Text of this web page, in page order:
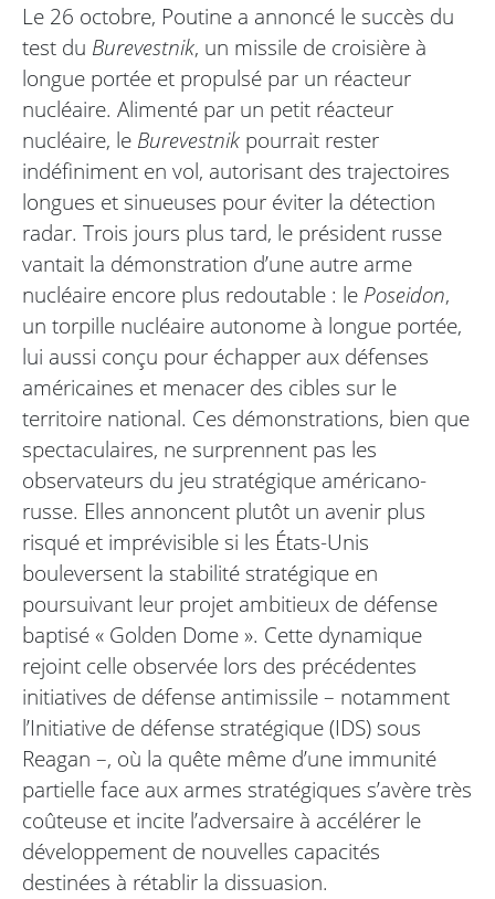
Le 26 octobre, Poutine a annoncé le succès du
test du Burevestnik, un missile de croisière à
longue portée et propulsé par un réacteur
nucléaire. Alimenté par un petit réacteur
nucléaire, le Burevestnik pourrait rester
indéfiniment en vol, autorisant des trajectoires
longues et sinueuses pour éviter la détection
radar. Trois jours plus tard, le président russe
vantait la démonstration d’une autre arme
nucléaire encore plus redoutable : le Poseidon,
un torpille nucléaire autonome à longue portée,
lui aussi conçu pour échapper aux défenses
américaines et menacer des cibles sur le
territoire national. Ces démonstrations, bien que
spectaculaires, ne surprennent pas les
observateurs du jeu stratégique américano-
russe. Elles annoncent plutôt un avenir plus
risqué et imprévisible si les États-Unis
bouleversent la stabilité stratégique en
poursuivant leur projet ambitieux de défense
baptisé « Golden Dome ». Cette dynamique
rejoint celle observée lors des précédentes
initiatives de défense antimissile – notamment
l’Initiative de défense stratégique (IDS) sous
Reagan –, où la quête même d’une immunité
partielle face aux armes stratégiques s’avère très
coûteuse et incite l’adversaire à accélérer le
développement de nouvelles capacités
destinées à rétablir la dissuasion.